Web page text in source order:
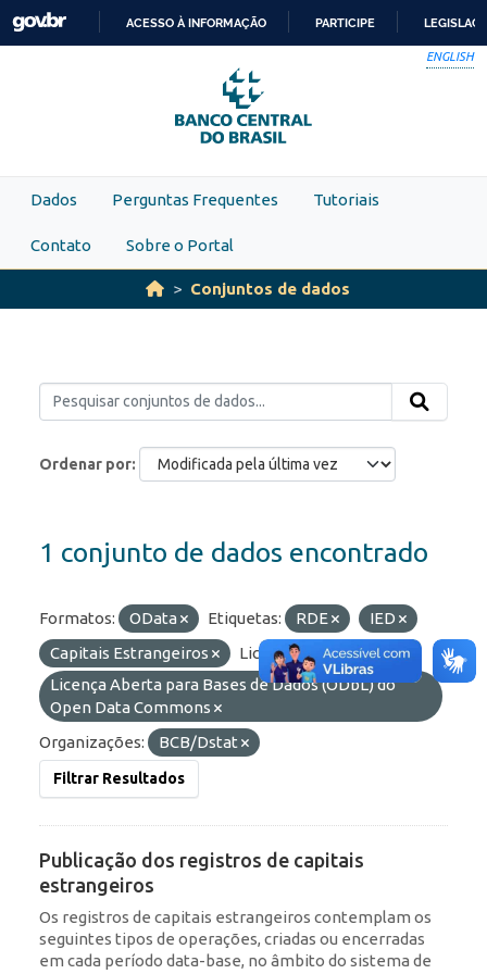
Skip to main content
PARA
O
CONTEÚDO
ACESSO À INFORMAÇÃO PARTICIPE
ENGLISH
Dados Perguntas Frequentes Tutoriais
Contato Sobre o Portal
Conjuntos de dados
Ordenar por
1 conjunto de dados encontrado
Formatos: OData Etiquetas: RDE
IED
Capitais Estrangeiros
Licenças:
Licença Aberta para Bases de Dados (ODbL) do
Open Data Commons
Organizações:
BCB/Dstat
Filtrar Resultados
Publicação dos registros de capitais
estrangeiros
Os registros de capitais estrangeiros contemplam os
seguintes tipos de operações, criadas ou encerradas
em cada período data-base, no âmbito do sistema de